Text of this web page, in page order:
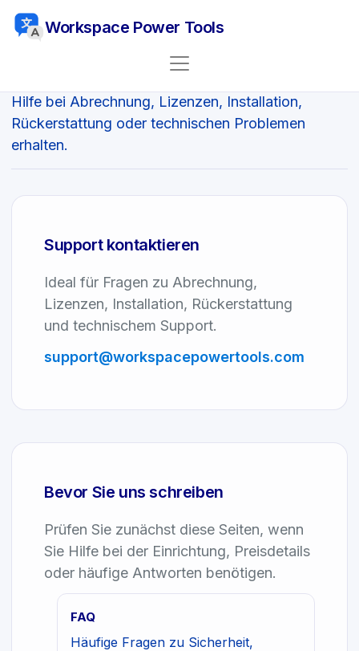
Workspace Power Tools
Kontaktieren Sie uns
Hilfe bei Abrechnung, Lizenzen, Installation,
Rückerstattung oder technischen Problemen
erhalten.
Support kontaktieren
Ideal für Fragen zu Abrechnung,
Lizenzen, Installation, Rückerstattung
und technischem Support.
support@workspacepowertools.com
Bevor Sie uns schreiben
Prüfen Sie zunächst diese Seiten, wenn
Sie Hilfe bei der Einrichtung, Preisdetails
oder häufige Antworten benötigen.
FAQ
Häufige Fragen zu Sicherheit,